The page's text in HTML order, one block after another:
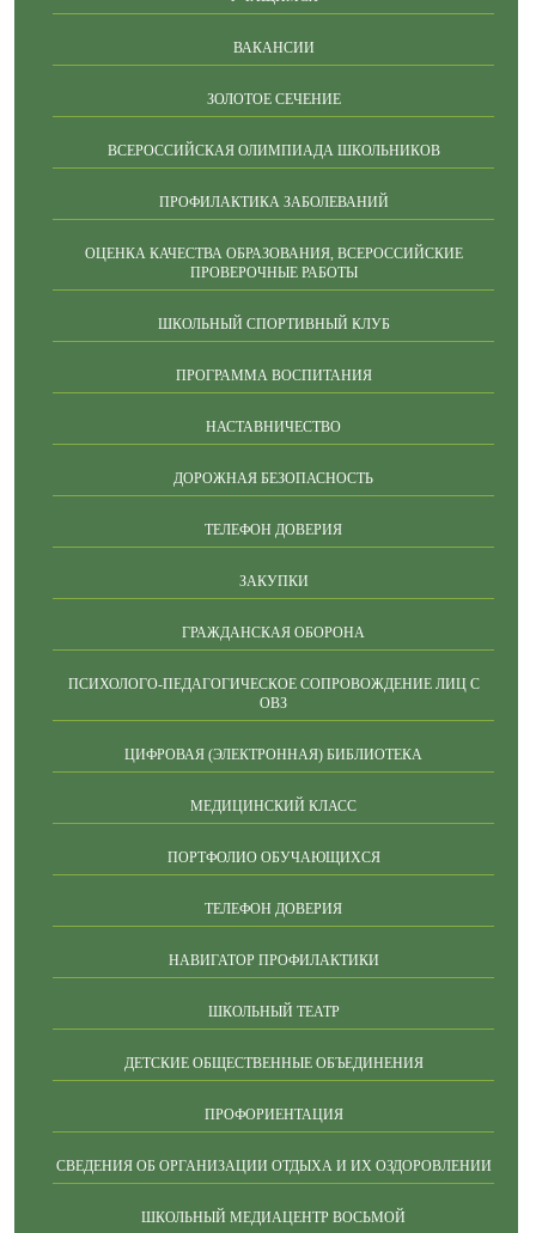
ВАКАНСИИ
ЗОЛОТОЕ СЕЧЕНИЕ
ВСЕРОССИЙСКАЯ ОЛИМПИАДА ШКОЛЬНИКОВ
ПРОФИЛАКТИКА ЗАБОЛЕВАНИЙ
ОЦЕНКА КАЧЕСТВА ОБРАЗОВАНИЯ, ВСЕРОССИЙСКИЕ
ПРОВЕРОЧНЫЕ РАБОТЫ
ШКОЛЬНЫЙ СПОРТИВНЫЙ КЛУБ
ПРОГРАММА ВОСПИТАНИЯ
НАСТАВНИЧЕСТВО
ДОРОЖНАЯ БЕЗОПАСНОСТЬ
ТЕЛЕФОН ДОВЕРИЯ
ЗАКУПКИ
ГРАЖДАНСКАЯ ОБОРОНА
ПСИХОЛОГО-ПЕДАГОГИЧЕСКОЕ СОПРОВОЖДЕНИЕ ЛИЦ С
ОВЗ
ЦИФРОВАЯ (ЭЛЕКТРОННАЯ) БИБЛИОТЕКА
МЕДИЦИНСКИЙ КЛАСС
ПОРТФОЛИО ОБУЧАЮЩИХСЯ
ТЕЛЕФОН ДОВЕРИЯ
НАВИГАТОР ПРОФИЛАКТИКИ
ШКОЛЬНЫЙ ТЕАТР
ДЕТСКИЕ ОБЩЕСТВЕННЫЕ ОБЪЕДИНЕНИЯ
ПРОФОРИЕНТАЦИЯ
СВЕДЕНИЯ ОБ ОРГАНИЗАЦИИ ОТДЫХА И ИХ ОЗДОРОВЛЕНИИ
ШКОЛЬНЫЙ МЕДИАЦЕНТР ВОСЬМОЙ